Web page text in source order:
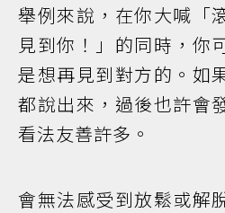
舉例來說，在你大喊「
見到你！」的同時，你
是想再見到對方的。如
都說出來，過後也許會
看法友善許多。
會無法感受到放鬆或解